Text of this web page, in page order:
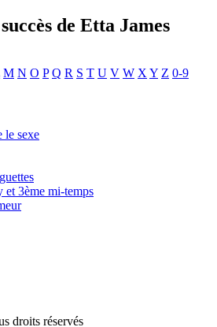
de Etta James
M N O P Q R S T U V W X Y Z 0-9
le sexe
et 3ème mi-temps
droits réservés